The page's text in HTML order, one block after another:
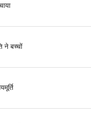
ने बच्चों